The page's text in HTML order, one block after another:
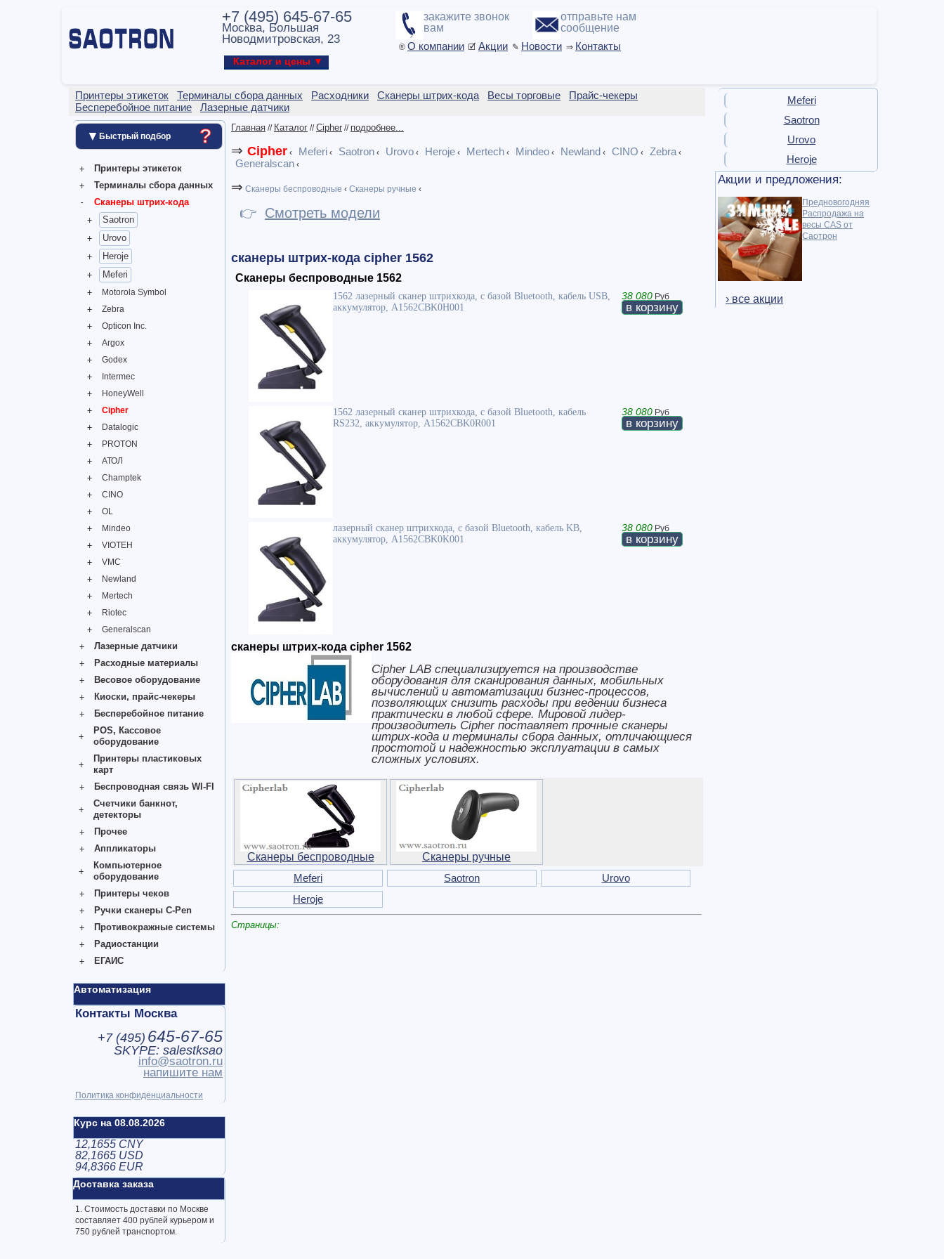
+7 (495) 645-67-65
Москва, Большая
Новодмитровская, 23
Каталог и цены ▼
закажите звонок
вам
отправьте нам
сообщение
® О компании 🗹 Акции ✎ Новости ⇒ Контакты
Meferi
Saotron
Urovo
Heroje
Акции и предложения:
Предновогодняя
Распродажа на
весы CAS от
Саотрон
› все акции
Принтеры этикеток Терминалы сбора данных Расходники Сканеры штрих-кода Весы торговые
Прайс-чекеры
Бесперебойное питание
Лазерные датчики
▼ Быстрый подбор ?
Принтеры этикеток
Терминалы сбора данных
Сканеры штрих-кода
Saotron
Urovo
Heroje
Meferi
Motorola Symbol
Zebra
Opticon Inc.
Argox
Godex
Intermec
HoneyWell
Cipher
Datalogic
PROTON
АТОЛ
Champtek
CINO
OL
Mindeo
VIOTEH
VMC
Newland
Mertech
Riotec
Generalscan
Лазерные датчики
Расходные материалы
Весовое оборудование
Киоски, прайс-чекеры
Бесперебойное питание
POS, Кассовое
оборудование
Принтеры пластиковых
карт
Беспроводная связь WI-FI
Счетчики банкнот,
детекторы
Прочее
Аппликаторы
Компьютерное
оборудование
Принтеры чеков
Ручки сканеры C-Pen
Противокражные системы
Радиостанции
ЕГАИС
Автоматизация
Контакты Москва
+7 (495) 645-67-65
SKYPE: salestksao
info@saotron.ru
напишите нам
Политика конфиденциальности
Курс на 08.08.2026
12,1655 CNY
82,1665 USD
94,8366 EUR
Доставка заказа
1. Стоимость доставки по Москве
составляет 400 рублей курьером и
750 рублей транспортом.
Главная // Каталог //Cipher // подробнее...
⇒ Cipher ‹ Meferi ‹ Saotron ‹ Urovo ‹ Heroje ‹ Mertech ‹ Mindeo ‹ Newland ‹ CINO ‹ Zebra‹
Generalscan ‹
⇒ Сканеры беспроводные ‹ Сканеры ручные ‹
👉 Смотреть модели
сканеры штрих-кода cipher 1562
Сканеры беспроводные 1562
1562 лазерный сканер штрихкода, с базой Bluetooth, кабель USB,
аккумулятор, A1562CBK0H001
38 080 Руб
в корзину
1562 лазерный сканер штрихкода, с базой Bluetooth, кабель
RS232, аккумулятор, A1562CBK0R001
38 080 Руб
в корзину
лазерный сканер штрихкода, с базой Bluetooth, кабель KB,
аккумулятор, A1562CBK0K001
38 080 Руб
в корзину
сканеры штрих-кода cipher 1562
Cipher LAB специализируется на производстве
оборудования для сканирования данных, мобильных
вычислений и автоматизации бизнес-процессов,
позволяющих снизить расходы при ведении бизнеса
практически в любой сфере. Мировой лидер-
производитель Cipher поставляет прочные сканеры
штрих-кода и терминалы сбора данных, отличающиеся
простотой и надежностью эксплуатации в самых
сложных условиях.
Сканеры беспроводные
Сканеры ручные
Meferi
Saotron
Urovo
Heroje
Страницы: